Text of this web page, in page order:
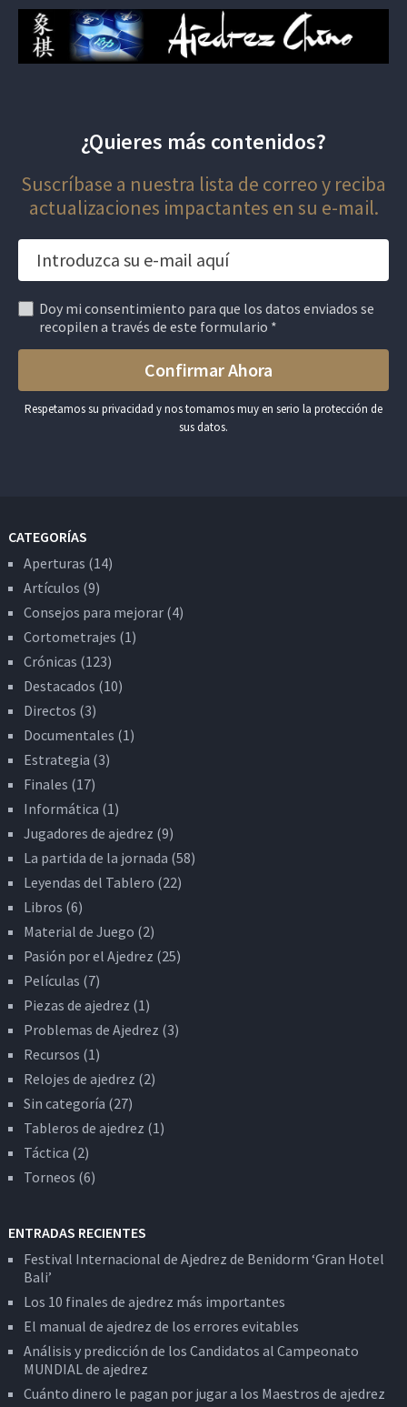
¿Quieres más contenidos?
Suscríbase a nuestra lista de correo y reciba
actualizaciones impactantes en su e-mail.
Doy mi consentimiento para que los datos enviados se
recopilen a través de este formulario *
Respetamos su privacidad y nos tomamos muy en serio la protección de
sus datos.
CATEGORÍAS
Aperturas (14)
Artículos (9)
Consejos para mejorar(4)
Cortometrajes (1)
Crónicas (123)
Destacados (10)
Directos (3)
Documentales (1)
Estrategia (3)
Finales (17)
Informática (1)
Jugadores de ajedrez (9)
La partida de la jornada (58)
Leyendas del Tablero (22)
Libros (6)
Material de Juego (2)
Pasión por el Ajedrez (25)
Películas (7)
Piezas de ajedrez (1)
Problemas de Ajedrez (3)
Recursos (1)
Relojes de ajedrez (2)
Sin categoría (27)
Tableros de ajedrez (1)
Táctica (2)
Torneos (6)
ENTRADAS RECIENTES
Festival Internacional de Ajedrez de Benidorm ‘Gran Hotel
Bali’
Los 10 finales de ajedrez más importantes
El manual de ajedrez de los errores evitables
Análisis y predicción de los Candidatos al Campeonato
MUNDIAL de ajedrez
Cuánto dinero le pagan por jugar a los Maestros de ajedrez